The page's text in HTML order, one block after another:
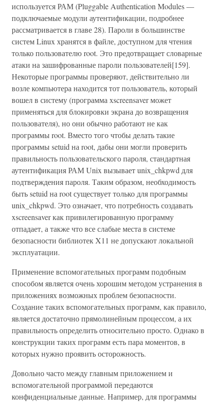
используется РАМ (Pluggable Authentication Modules —
подключаемые модули аутентификации, подробнее
рассматривается в главе 28). Пароли в большинстве
систем Linux хранятся в файле, доступном для чтения
только пользователю root. Это предотвращает словарные
атаки на зашифрованные пароли пользователей[159].
Некоторые программы проверяют, действительно ли
возле компьютера находится тот пользователь, который
вошел в систему (программа xscreensaver может
применяться для блокировки экрана до возвращения
пользователя), но они обычно работают не как
программы root. Вместо того чтобы делать такие
программы setuid на root, дабы они могли проверить
правильность пользовательского пароля, стандартная
аутентификация РАМ Unix вызывает unix_chkpwd для
подтверждения пароля. Таким образом, необходимость
быть setuid на root существует только для программы
unix_chkpwd. Это означает, что потребность создавать
xscreensaver как привилегированную программу
отпадает, а также что все слабые места в системе
безопасности библиотек X11 не допускают локальной
эксплуатации.
Применение вспомогательных программ подобным
способом является очень хорошим методом устранения в
приложениях возможных проблем безопасности.
Создание таких вспомогательных программ, как правило,
является достаточно прямолинейным процессом, а их
правильность определить относительно просто. Однако в
конструкции таких программ есть пара моментов, в
которых нужно проявить осторожность.
Довольно часто между главным приложением и
вспомогательной программой передаются
конфиденциальные данные. Например, для программы